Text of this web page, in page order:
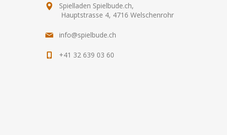
Spielladen Spielbude.ch,
Hauptstrasse 4, 4716 Welschenrohr
info@spielbude.ch
+41 32 639 03 60